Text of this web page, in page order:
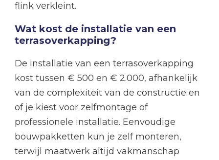
flink verkleint.
Wat kost de installatie van een
terrasoverkapping?
De installatie van een terrasoverkapping
kost tussen € 500 en € 2.000, afhankelijk
van de complexiteit van de constructie en
of je kiest voor zelfmontage of
professionele installatie. Eenvoudige
bouwpakketten kun je zelf monteren,
terwijl maatwerk altijd vakmanschap